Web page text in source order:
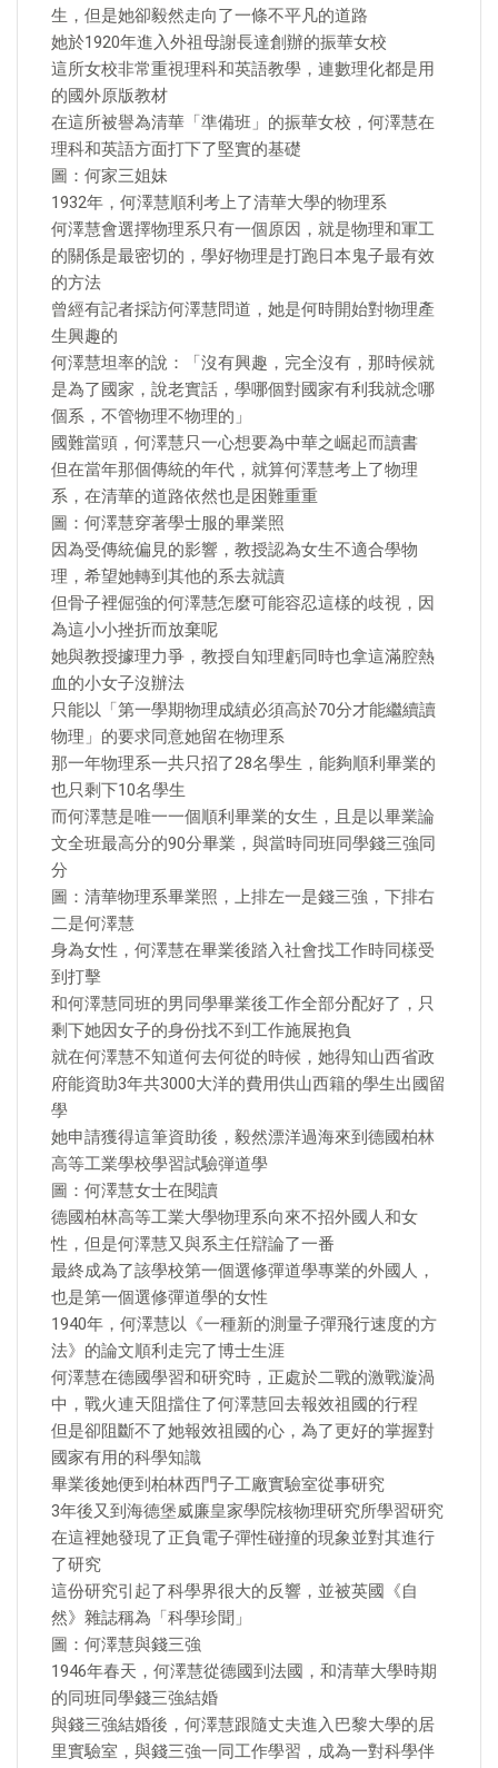
生，但是她卻毅然走向了一條不平凡的道路
她於1920年進入外祖母謝長達創辦的振華女校
這所女校非常重視理科和英語教學，連數理化都是用
的國外原版教材
在這所被譽為清華「準備班」的振華女校，何澤慧在
理科和英語方面打下了堅實的基礎
圖：何家三姐妹
1932年，何澤慧順利考上了清華大學的物理系
何澤慧會選擇物理系只有一個原因，就是物理和軍工
的關係是最密切的，學好物理是打跑日本鬼子最有效
的方法
曾經有記者採訪何澤慧問道，她是何時開始對物理產
生興趣的
何澤慧坦率的說：「沒有興趣，完全沒有，那時候就
是為了國家，說老實話，學哪個對國家有利我就念哪
個系，不管物理不物理的」
國難當頭，何澤慧只一心想要為中華之崛起而讀書
但在當年那個傳統的年代，就算何澤慧考上了物理
系，在清華的道路依然也是困難重重
圖：何澤慧穿著學士服的畢業照
因為受傳統偏見的影響，教授認為女生不適合學物
理，希望她轉到其他的系去就讀
但骨子裡倔強的何澤慧怎麼可能容忍這樣的歧視，因
為這小小挫折而放棄呢
她與教授據理力爭，教授自知理虧同時也拿這滿腔熱
血的小女子沒辦法
只能以「第一學期物理成績必須高於70分才能繼續讀
物理」的要求同意她留在物理系
那一年物理系一共只招了28名學生，能夠順利畢業的
也只剩下10名學生
而何澤慧是唯一一個順利畢業的女生，且是以畢業論
文全班最高分的90分畢業，與當時同班同學錢三強同
分
圖：清華物理系畢業照，上排左一是錢三強，下排右
二是何澤慧
身為女性，何澤慧在畢業後踏入社會找工作時同樣受
到打擊
和何澤慧同班的男同學畢業後工作全部分配好了，只
剩下她因女子的身份找不到工作施展抱負
就在何澤慧不知道何去何從的時候，她得知山西省政
府能資助3年共3000大洋的費用供山西籍的學生出國留
學
她申請獲得這筆資助後，毅然漂洋過海來到德國柏林
高等工業學校學習試驗弾道學
圖：何澤慧女士在閱讀
德國柏林高等工業大學物理系向來不招外國人和女
性，但是何澤慧又與系主任辯論了一番
最終成為了該學校第一個選修彈道學專業的外國人，
也是第一個選修彈道學的女性
1940年，何澤慧以《一種新的測量子彈飛行速度的方
法》的論文順利走完了博士生涯
何澤慧在德國學習和研究時，正處於二戰的激戰漩渦
中，戰火連天阻擋住了何澤慧回去報效祖國的行程
但是卻阻斷不了她報效祖國的心，為了更好的掌握對
國家有用的科學知識
畢業後她便到柏林西門子工廠實驗室從事研究
3年後又到海德堡威廉皇家學院核物理研究所學習研究
在這裡她發現了正負電子彈性碰撞的現象並對其進行
了研究
這份研究引起了科學界很大的反響，並被英國《自
然》雜誌稱為「科學珍聞」
圖：何澤慧與錢三強
1946年春天，何澤慧從德國到法國，和清華大學時期
的同班同學錢三強結婚
與錢三強結婚後，何澤慧跟隨丈夫進入巴黎大學的居
里實驗室，與錢三強一同工作學習，成為一對科學伴